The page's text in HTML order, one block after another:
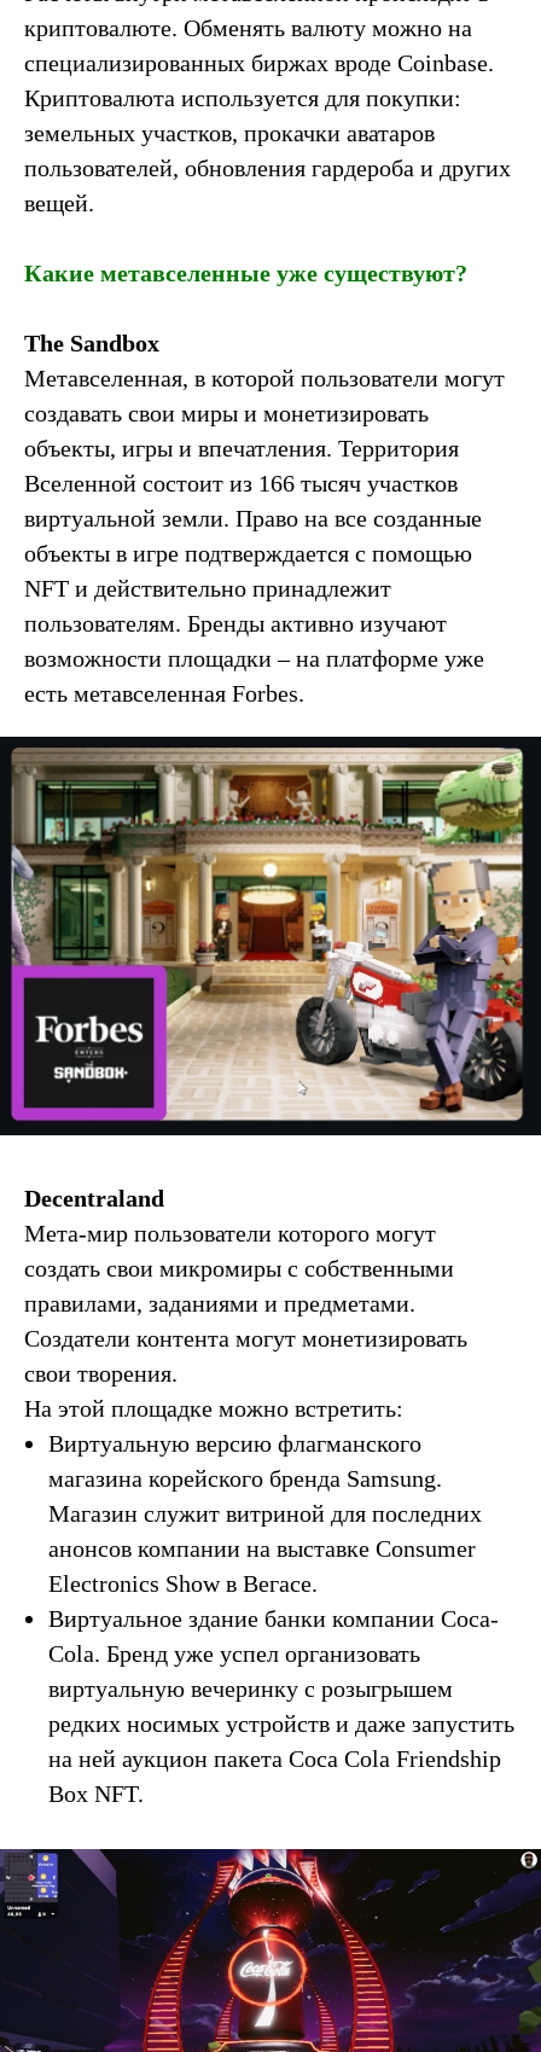
криптовалюте. Обменять валюту можно на
специализированных биржах вроде Coinbase.
Криптовалюта используется для покупки:
земельных участков, прокачки аватаров
пользователей, обновления гардероба и других
вещей.
Какие метавселенные уже существуют?
The Sandbox
Метавселенная, в которой пользователи могут
создавать свои миры и монетизировать
объекты, игры и впечатления. Территория
Вселенной состоит из 166 тысяч участков
виртуальной земли. Право на все созданные
объекты в игре подтверждается с помощью
NFT и действительно принадлежит
пользователям. Бренды активно изучают
возможности площадки – на платформе уже
есть метавселенная Forbes.
Decentraland
Мета-мир пользователи которого могут
создать свои микромиры с собственными
правилами, заданиями и предметами.
Создатели контента могут монетизировать
свои творения.
На этой площадке можно встретить:
Виртуальную версию флагманского
магазина корейского бренда Samsung.
Магазин служит витриной для последних
анонсов компании на выставке Consumer
Electronics Show в Вегасе.
Виртуальное здание банки компании Coca-
Cola. Бренд уже успел организовать
виртуальную вечеринку с розыгрышем
редких носимых устройств и даже запустить
на ней аукцион пакета Coca Cola Friendship
Box NFT.